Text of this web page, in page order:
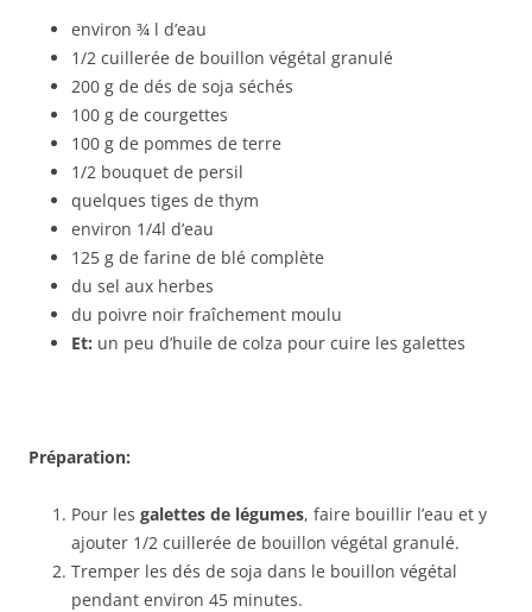
environ ¾ l d’eau
1/2 cuillerée de bouillon végétal granulé
200 g de dés de soja séchés
100 g de courgettes
100 g de pommes de terre
1/2 bouquet de persil
quelques tiges de thym
environ 1/4l d’eau
125 g de farine de blé complète
du sel aux herbes
du poivre noir fraîchement moulu
Et: un peu d’huile de colza pour cuire les galettes
Préparation:
Pour les galettes de légumes, faire bouillir l’eau et y
ajouter 1/2 cuillerée de bouillon végétal granulé.
Tremper les dés de soja dans le bouillon végétal
pendant environ 45 minutes.